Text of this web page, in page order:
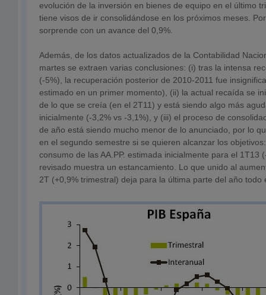
evolución de la inversión en bienes de equipo en el último
tiene visos de ir consolidándose en los próximos meses.
sorprende con un avance del 0,9%.
Además, de los datos actualizados de la Contabilidad
martes se extraen varias conclusiones: (i) tras la intensa
(-5%), la recuperación posterior de 2010-2011 fue
estimado en un primer momento), (ii) la actual recaída se
de lo que se creía (en el 2T11) y está siendo algo más
inicialmente (-3,2% vs -3,1%), y (iii) el proceso de
de año está siendo mucho menor de lo anunciado, por lo
en el segundo semestre si se quieren alcanzar los
consumo de las AA.PP. estimada inicialmente para el 1T13
revisado muestra un estancamiento. Lo que unido al
2T (+0,9% trimestral) deja para la última parte del año todo